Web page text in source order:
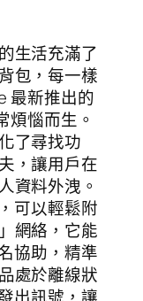
生活充滿了
包，每一樣
最新推出的
煩惱而生。
了尋找功
，讓用戶在
資料外洩。
可以輕鬆附
網絡，它能
協助，精準
處於離線狀